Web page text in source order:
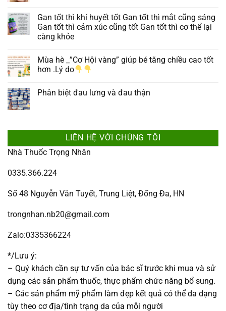
Gan tốt thì khí huyết tốt Gan tốt thì mắt cũng sáng
Gan tốt thì cảm xúc cũng tốt Gan tốt thì cơ thể lại
càng khỏe
Mùa hè _”Cơ Hội vàng” giúp bé tăng chiều cao tốt
hơn .Lý do
Phân biệt đau lưng và đau thận
LIÊN HỆ VỚI CHÚNG TÔI
Nhà Thuốc Trọng Nhân
0335.366.224
Số 48 Nguyễn Văn Tuyết, Trung Liệt, Đống Đa, HN
trongnhan.nb20@gmail.com
Zalo:0335366224
*/Lưu ý:
– Quý khách cần sự tư vấn của bác sĩ trước khi mua và sử
dụng các sản phẩm thuốc, thực phẩm chức năng bổ sung.
– Các sản phẩm mỹ phẩm làm đẹp kết quả có thể da dạng
tùy theo cơ địa/tình trạng da của mỗi người